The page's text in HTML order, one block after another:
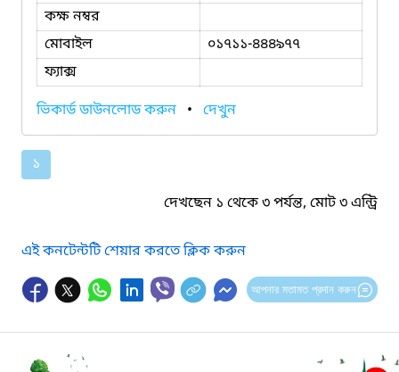
কক্ষ নম্বর
মোবাইল
০১৭১১-৪৪৪৯৭৭
ফ্যাক্স
ভিকার্ড ডাউনলোড করুন • দেখুন
১
দেখছেন ১ থেকে ৩ পর্যন্ত, মোট ৩ এন্ট্রি
এই কনটেন্টটি শেয়ার করতে ক্লিক করুন
আপনার মতামত প্রদান করুন